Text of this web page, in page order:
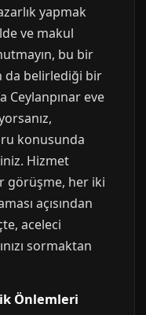
yapmak
ve makul
bu bir
da belirlediği bir
Ceylanpınar eve
konusunda
Hizmet
görüşme, her iki
açısından
aceleci
sormaktan
Önlemleri